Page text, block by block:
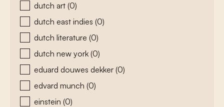
dutch art (0)
dutch east indies (0)
dutch literature (0)
dutch new york (0)
eduard douwes dekker (0)
edvard munch (0)
einstein (0)